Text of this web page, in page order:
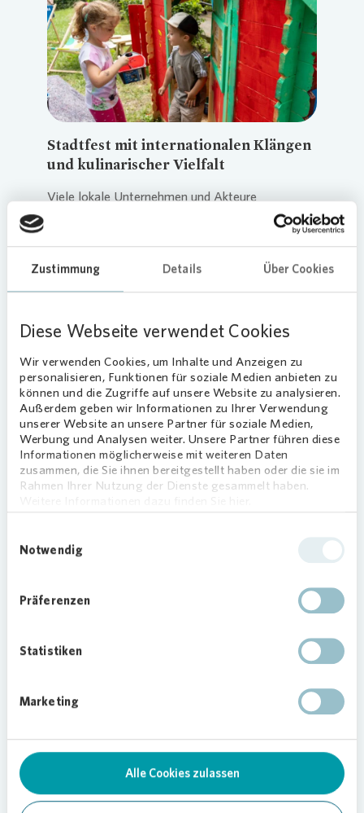
Zustimmung Details Über Cookies
Diese Webseite verwendet Cookies
Wir verwenden Cookies, um Inhalte und Anzeigen zu
personalisieren, Funktionen für soziale Medien anbieten zu
können und die Zugriffe auf unsere Website zu analysieren.
Außerdem geben wir Informationen zu Ihrer Verwendung
unserer Website an unsere Partner für soziale Medien,
Werbung und Analysen weiter. Unsere Partner führen diese
Informationen möglicherweise mit weiteren Daten
zusammen, die Sie ihnen bereitgestellt haben oder die sie im
Rahmen Ihrer Nutzung der Dienste gesammelt haben.
Notwendig
Präferenzen
Statistiken
Marketing
Alle Cookies zulassen
Loading...
Stadtfest mit internationalen Klängen
und kulinarischer Vielfalt
Viele lokale Unternehmen und Akteure
unterstützten das von der Diakonie Waltrop
organisierte Sommerfest und verwandelten den
Begegnungsstätte. So sorgten verschiedene Live-
Acts aus aller Welt für musikalische
Künstlern aus Äthiopien, Eritrea und der Ukraine.
Für Kinder gab es neben der Malaktion viele
weitere Attraktionen: Hüpfburg, Stelzenläufer,
Kinderschminken, Basketball und zahlreiche
Spielmöglichkeiten luden zum Mitmachen ein.
Besonders begeisterte die kulturelle Vielfalt des
Festes: Speisen aus allen im Quartier vertretenen
Ländern und Kulturen bereicherten das
Quartier
„Dank der erfolgreichen Zusammenarbeit mit
vielen lokalen Akteuren ist ein Fest entstanden,